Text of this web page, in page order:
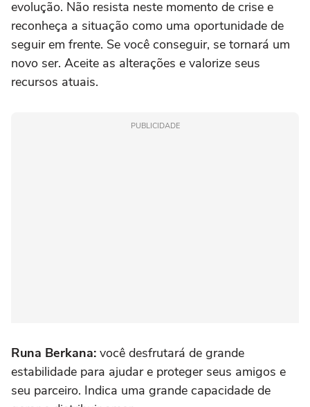
evolução. Não resista neste momento de crise e
reconheça a situação como uma oportunidade de
seguir em frente. Se você conseguir, se tornará um
novo ser. Aceite as alterações e valorize seus
recursos atuais.
PUBLICIDADE
Runa Berkana: você desfrutará de grande
estabilidade para ajudar e proteger seus amigos e
seu parceiro. Indica uma grande capacidade de